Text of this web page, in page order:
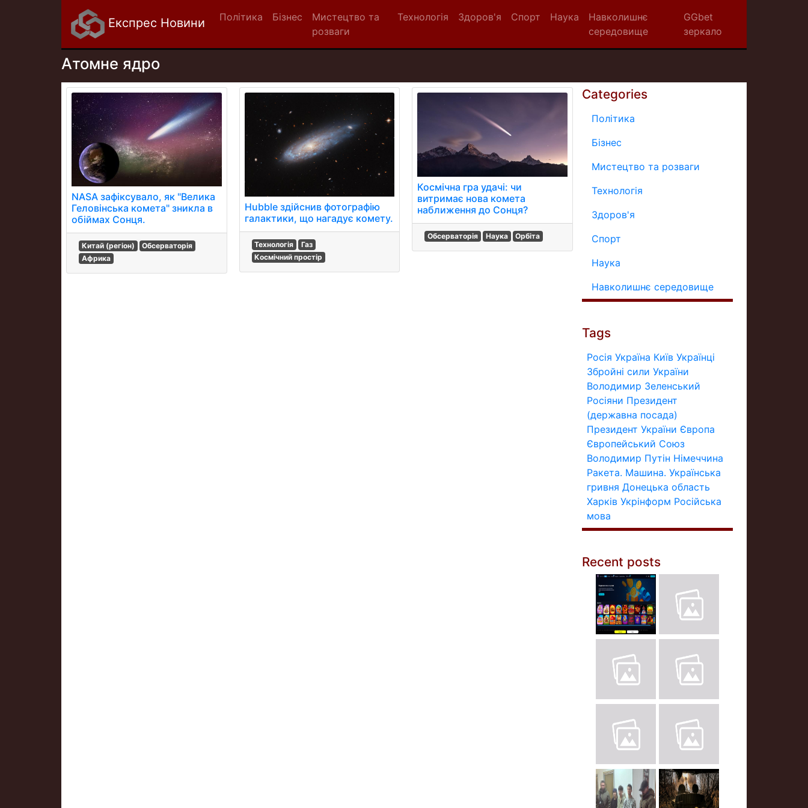
Експрес Новини Політика Бізнес
Мистецтво та
розваги
Технологія Здоров'я Спорт Наука
Навколишнє
середовище
GGbet
зеркало
Атомне ядро
NASA зафіксувало, як "Велика
Геловінська комета" зникла в
обіймах Сонця.
Китай (регіон)
Обсерваторія
Африка
Hubble здійснив фотографію
галактики, що нагадує комету.
Технологія
Газ
Космічний простір
Космічна гра удачі: чи
витримає нова комета
наближення до Сонця?
Обсерваторія Наука Орбіта
Categories
Політика
Бізнес
Мистецтво та розваги
Технологія
Здоров'я
Спорт
Наука
Навколишнє середовище
Tags
Росія Україна Київ Українці
Збройні сили України
Володимир Зеленський
Росіяни Президент
(державна посада)
Президент України Європа
Європейський Союз
Володимир Путін Німеччина
Ракета. Машина. Українська
гривня Донецька область
Харків Укрінформ Російська
мова
Recent posts